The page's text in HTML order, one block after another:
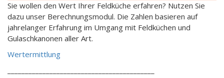
Sie wollen den Wert Ihrer Feldküche erfahren? Nutzen Sie
dazu unser Berechnungsmodul. Die Zahlen basieren auf
jahrelanger Erfahrung im Umgang mit Feldküchen und
Gulaschkanonen aller Art.
Wertermittlung